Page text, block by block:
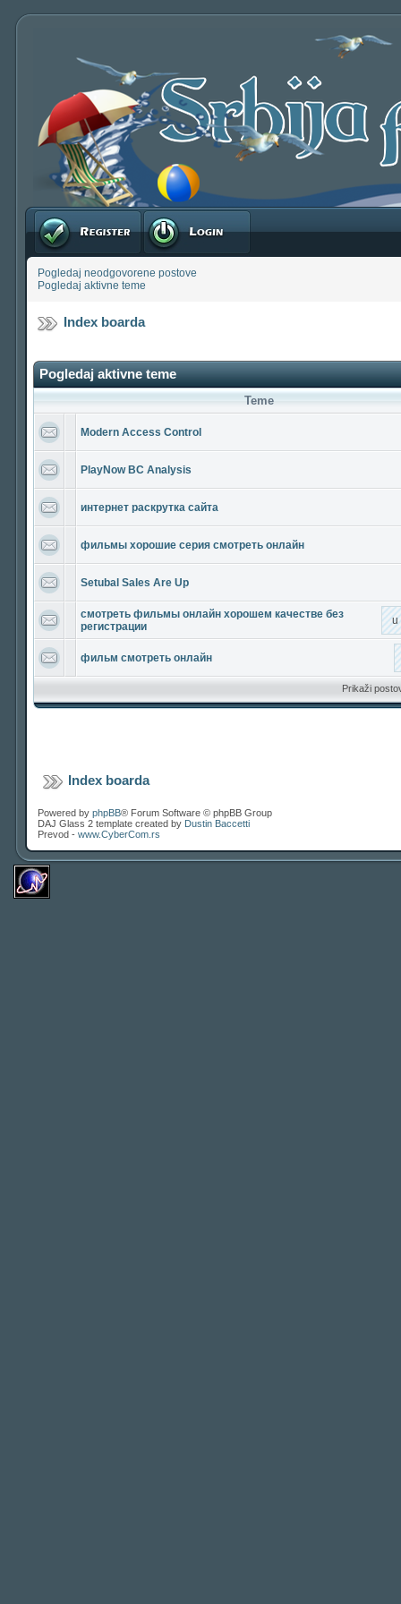
Registruj se Prijavite se
Pogledaj neodgovorene postove
Pogledaj aktivne teme
Index boarda
Pogledaj aktivne teme
Teme
Modern Access Control
PlayNow BC Analysis
интернет раскрутка сайта
фильмы хорошие серия смотреть онлайн
Setubal Sales Are Up
смотреть фильмы онлайн хорошем качестве без
регистрации
u
фильм смотреть онлайн
Prikaži
Index boarda
Powered by phpBB® Forum Software © phpBB Group
DAJ Glass 2 template created by Dustin Baccetti
Prevod - www.CyberCom.rs